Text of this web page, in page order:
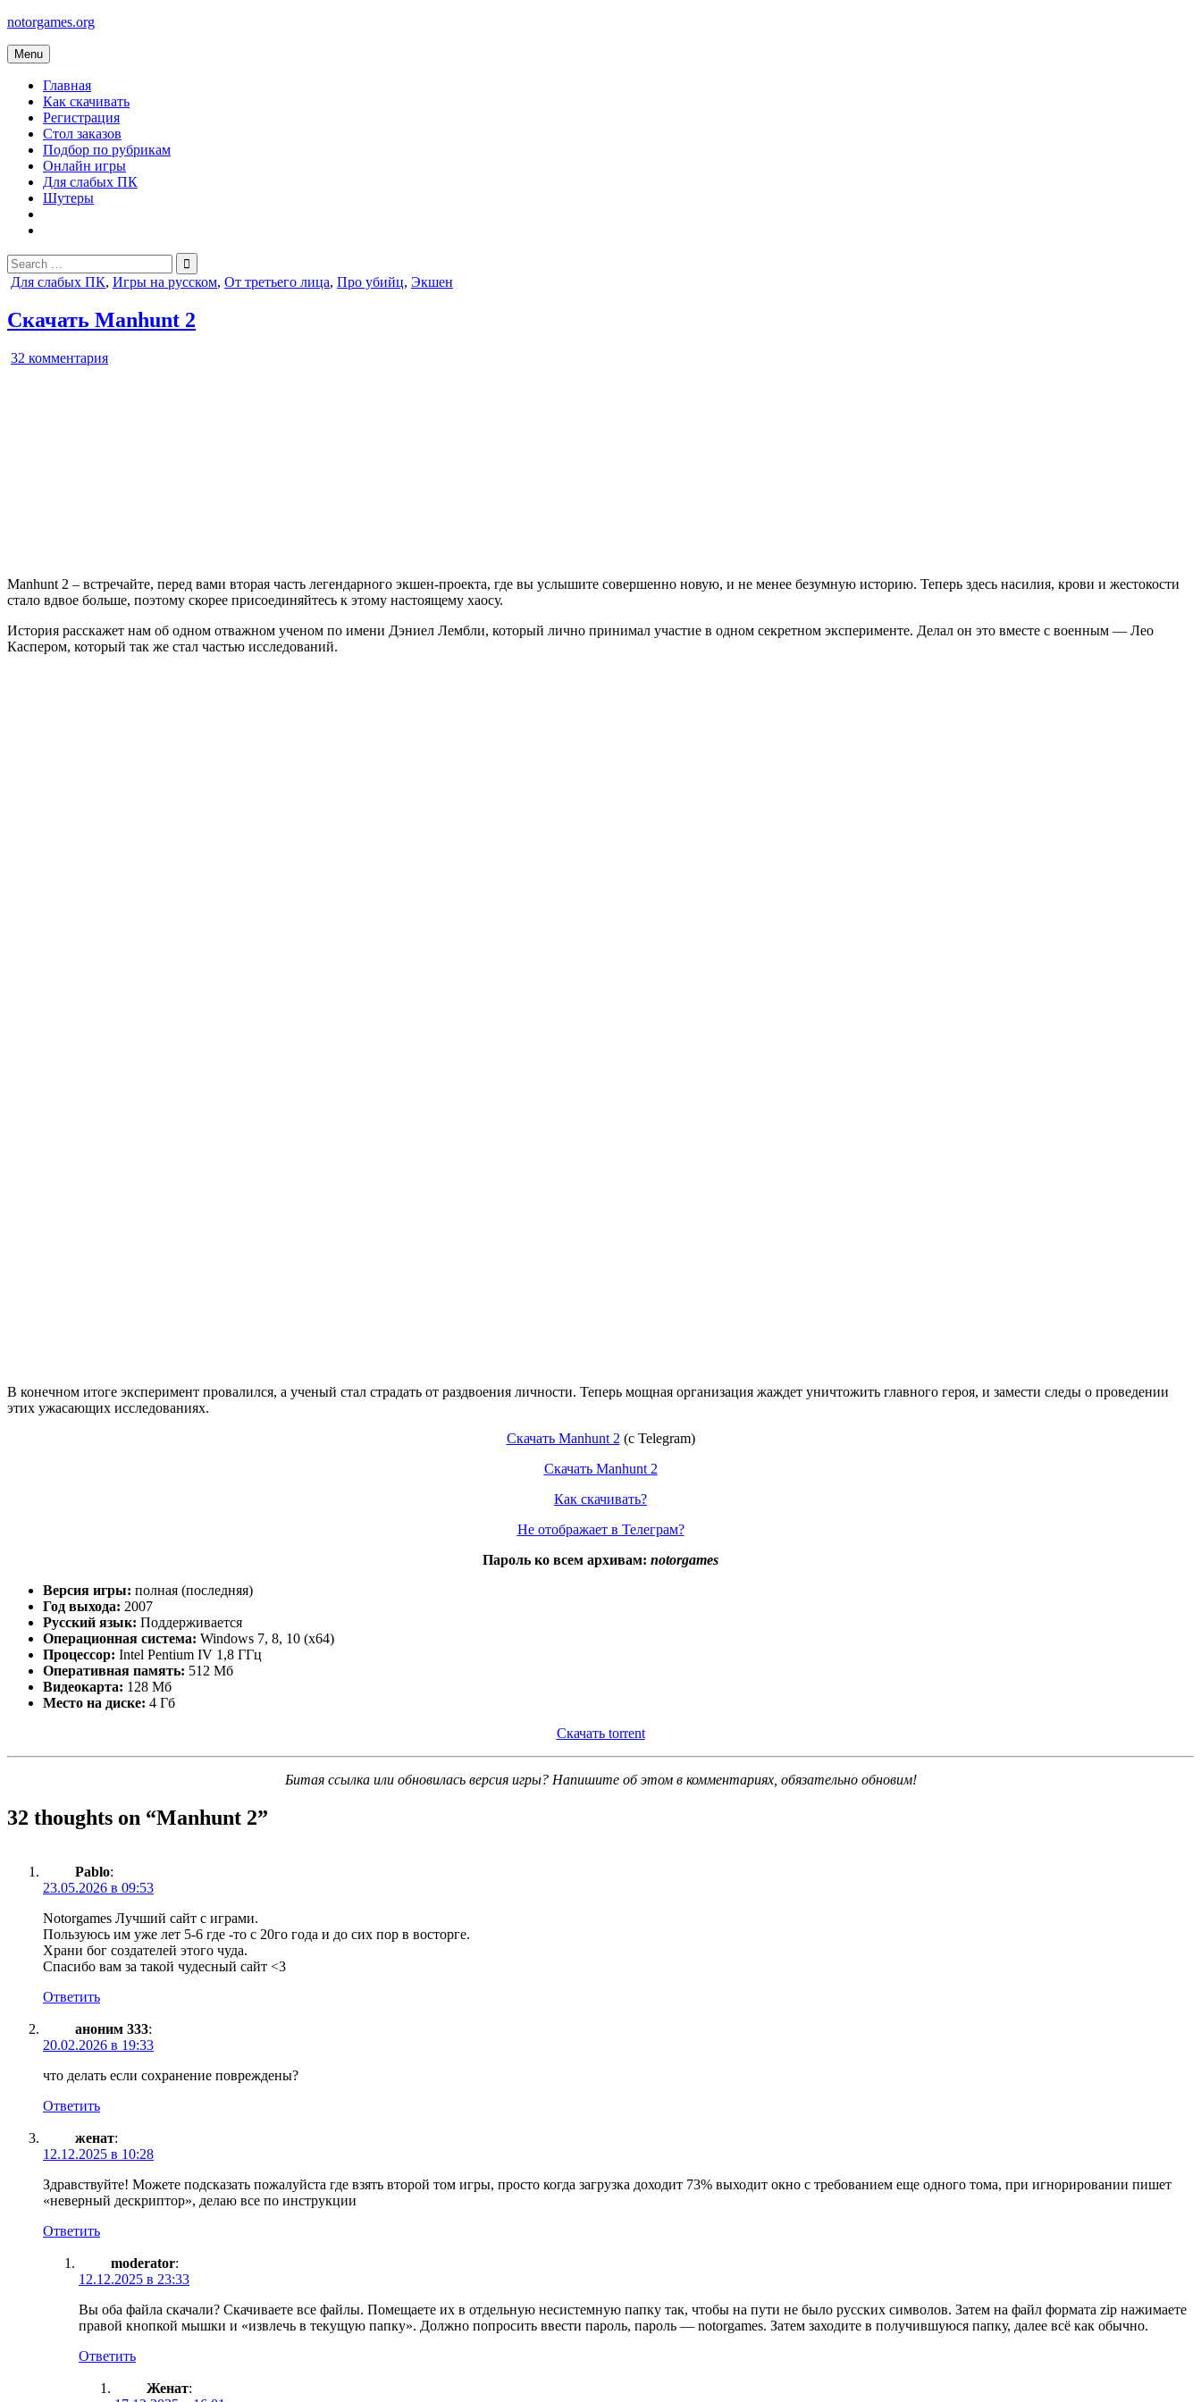
Skip
content
notorgames.org
Menu
Главная
Как скачивать
Регистрация
Стол заказов
Подбор по рубрикам
Онлайн игры
Для слабых ПК
Шутеры
Search
for:
Posted
Для слабых ПК, Игры на русском, От третьего лица, Про убийц, Экшен
Скачать Manhunt 2
32 комментарияк
Manhunt 2 – встречайте, перед вами вторая часть легендарного экшен-проекта, где вы услышите совершенно новую, и не менее безумную историю. Теперь здесь насилия, крови и жестокости
стало вдвое больше, поэтому скорее присоединяйтесь к этому настоящему хаосу.
История расскажет нам об одном отважном ученом по имени Дэниел Лембли, который лично принимал участие в одном секретном эксперименте. Делал он это вместе с военным — Лео
Каспером, который так же стал частью исследований.
В конечном итоге эксперимент провалился, а ученый стал страдать от раздвоения личности. Теперь мощная организация жаждет уничтожить главного героя, и замести следы о проведении
этих ужасающих исследованиях.
Скачать Manhunt 2 (с Telegram)
Скачать Manhunt 2
Как скачивать?
Не отображает в Телеграм?
Пароль ко всем архивам: notorgames
Версия игры: полная (последняя)
Год выхода: 2007
Русский язык: Поддерживается
Операционная система: Windows 7, 8, 10 (x64)
Процессор: Intel Pentium IV 1,8 ГГц
Оперативная память: 512 Мб
Видеокарта: 128 Мб
Место на диске: 4 Гб
Скачать torrent
Битая ссылка или обновилась версия игры? Напишите об этом в комментариях, обязательно обновим!
32 thoughts on “Manhunt 2”
Pablo:
23.05.2026 в 09:53
Notorgames Лучший сайт с играми.
Пользуюсь им уже лет 5-6 где -то с 20го года и до сих пор в восторге.
Храни бог создателей этого чуда.
Спасибо вам за такой чудесный сайт <3
Ответить
аноним 333:
20.02.2026 в 19:33
что делать если сохранение повреждены?
Ответить
женат:
12.12.2025 в 10:28
Здравствуйте! Можете подсказать пожалуйста где взять второй том игры, просто когда загрузка доходит 73% выходит окно с требованием еще одного тома, при игнорировании пишет
«неверный дескриптор», делаю все по инструкции
Ответить
moderator:
12.12.2025 в 23:33
Вы оба файла скачали? Скачиваете все файлы. Помещаете их в отдельную несистемную папку так, чтобы на пути не было русских символов. Затем на файл формата zip нажимаете
правой кнопкой мышки и «извлечь в текущую папку». Должно попросить ввести пароль, пароль — notorgames. Затем заходите в получившуюся папку, далее всё как обычно.
Ответить
Женат: